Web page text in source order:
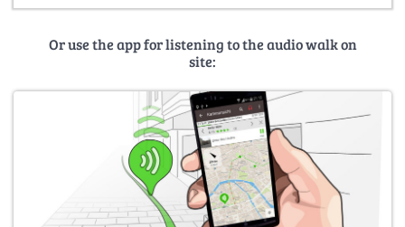
Or use the app for listening to the audio walk on
site: